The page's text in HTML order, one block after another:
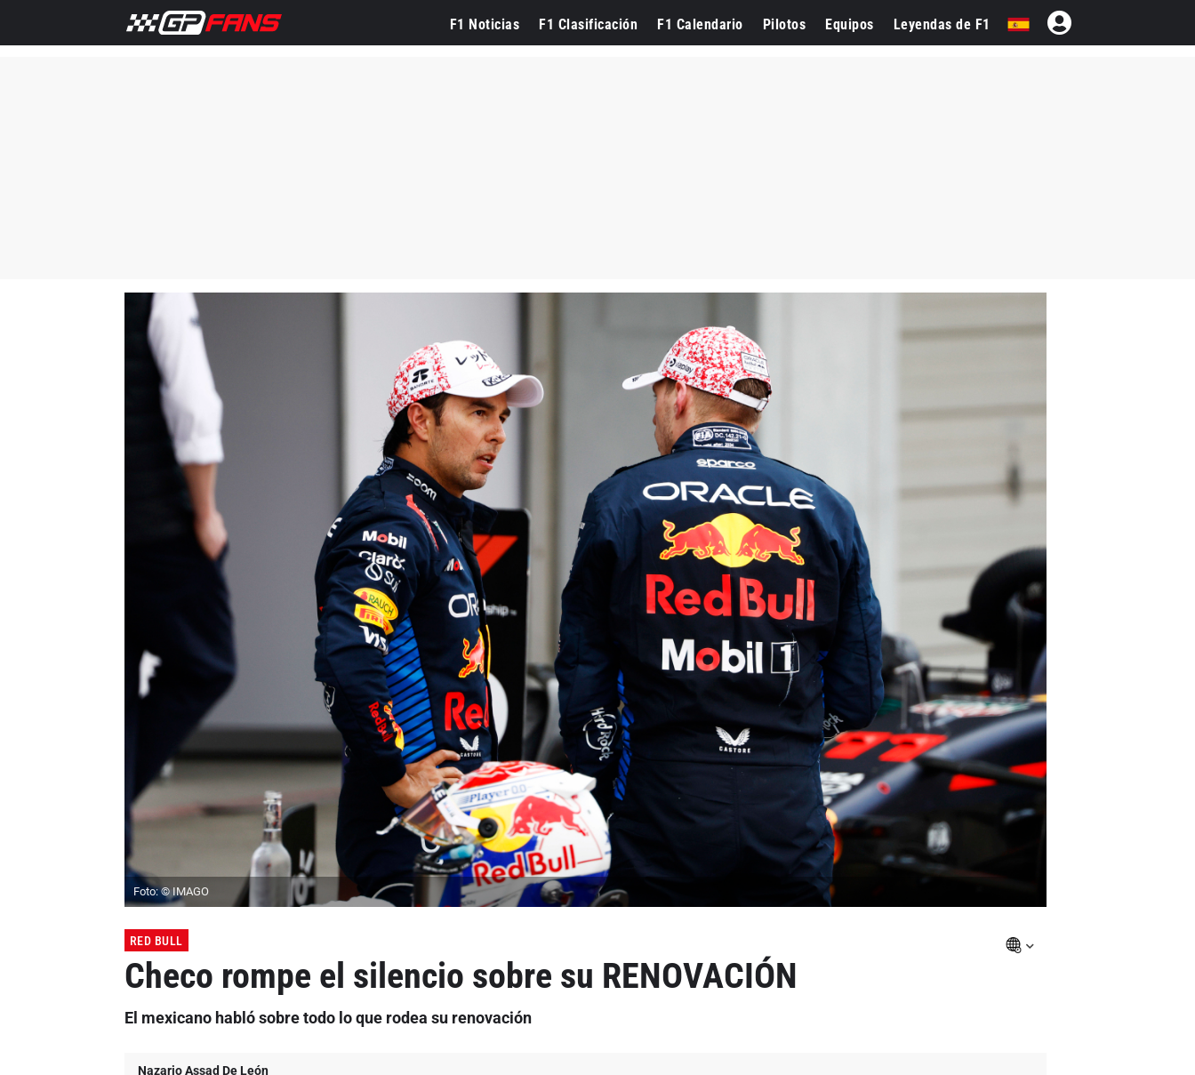
F1 Noticias F1 Clasificación F1 Calendario Pilotos Equipos Leyendas de F1
Foto: © IMAGO
RED BULL
Checo rompe el silencio sobre su RENOVACIÓN
El mexicano habló sobre todo lo que rodea su renovación
Nazario Assad De León